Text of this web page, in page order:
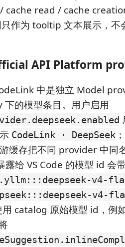
cache read / cache
作为 tooltip 文本展示，
API Platform
中是独立 Model
的模型条目。用户启用
CodeLink · DeepSeek
缓存把不同 provider 中同
露给 VS Code 的模型 id 会
v4-
v4-
catalog 原始模型 id，例